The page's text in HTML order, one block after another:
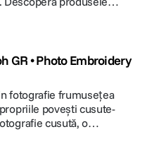
GR • Photo Embroidery
fotografie frumuseţea
poveşti cusute-
cusută, o